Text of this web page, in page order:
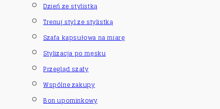
Dzień ze stylistką
Trenuj styl ze stylistką
Szafa kapsułowa na miarę
Stylizacja po męsku
Przegląd szafy
Wspólne zakupy
Bon upominkowy